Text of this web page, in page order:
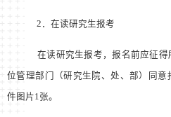
2 ．在读研究生报考
在读研究生报考，报名前应征
位管理部门（研究生院、处、部）同
件图片1张。